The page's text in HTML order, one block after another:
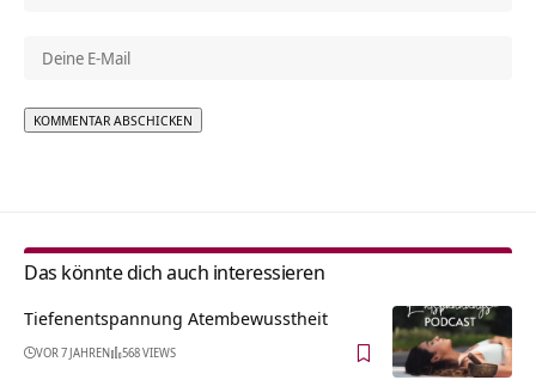
Das könnte dich auch interessieren
Tiefenentspannung Atembewusstheit
VOR 7 JAHREN 568 VIEWS